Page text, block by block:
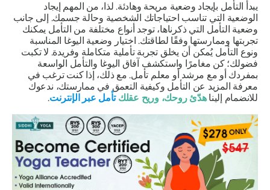
يبدأ التأمل بإيجاد وضعية مريحة وهادئة. لذا، من المهم إيجاد
الوضعية التي تناسب احتياجاتك الشخصية وحالة جسمك. إلى جانب
وضعية التأمل التي ذكرناها، توجد أنواع مختلفة من التأمل يمكنك
تجربتها وممارستها وفقًا لطاقتك. اختيار وضعية اليوغا المناسبة
ونوع التأمل يُمكن أن يخلق تجربة تأملية متكاملة وفريدة. لا تكبت
فضولك؛ كن مغامرًا واستكشف آفاق اليوغا والتأمل الواسعة
بمفردك أو مع مرشد أو معلم تأمل. مع ذلك، إذا كنت ترغب في
معرفة المزيد عن التأمل وكيفية التعمق في ممارستك، ندعوك
للانضمام إليناهدّئ روحك، وريح عقلكتأمل عبر الإنترنت.